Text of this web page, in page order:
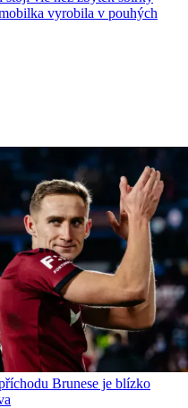
vyrobila v pouhých
Brunese je blízko